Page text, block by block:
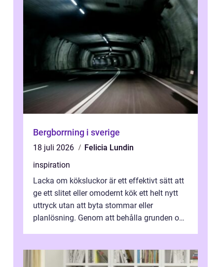
Bergborrning i sverige
18 juli 2026
Felicia Lundin
inspiration
Lacka om köksluckor är ett effektivt sätt att
ge ett slitet eller omodernt kök ett helt nytt
uttryck utan att byta stommar eller
planlösning. Genom att behålla grunden och